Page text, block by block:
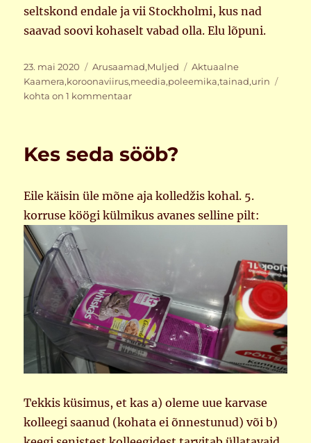
seltskond endale ja vii Stockholmi, kus nad
saavad soovi kohaselt vabad olla. Elu lõpuni.
Postitatud
23. mai 2020 Rubriigid
Arusaamad,Muljed Sildid
Aktuaalne
Kaamera,koroonaviirus,meedia,poleemika,tainad,urin
kohta on 1 kommentaar
Kes seda sööb?
Eile käisin üle mõne aja kolledžis kohal. 5.
korruse köögi külmikus avanes selline pilt:
Tekkis küsimus, et kas a) oleme uue karvase
kolleegi saanud (kohata ei õnnestunud) või b)